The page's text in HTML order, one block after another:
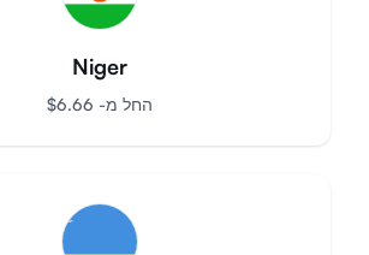
החל מ-$
6.66